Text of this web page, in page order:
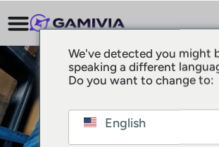
We've detected you might
speaking a different
Do you want to change to:
English